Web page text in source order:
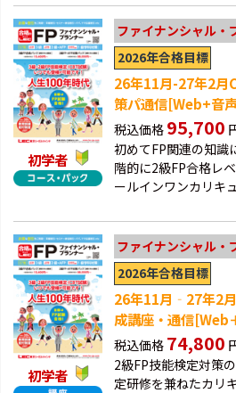
初学者
ファイナンシャル・
2026年合格目標
26年11月-27年2月
策パ通信[Web+音
税込価格 95,700
初めてFP関連の知識
階的に2級FP合格レ
ールインワンカリキ
初学者
ファイナンシャル・
2026年合格目標
26年11月‐27年2
成講座・通信[Web
税込価格 74,800
2級FP技能検定対策
定研修を兼ねたカリ